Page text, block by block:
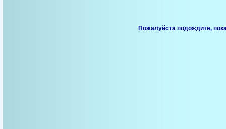
Пожалуйста подождите,